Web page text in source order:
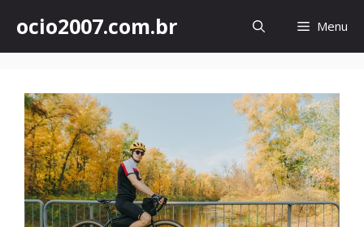
content
ocio2007.com.br Menu